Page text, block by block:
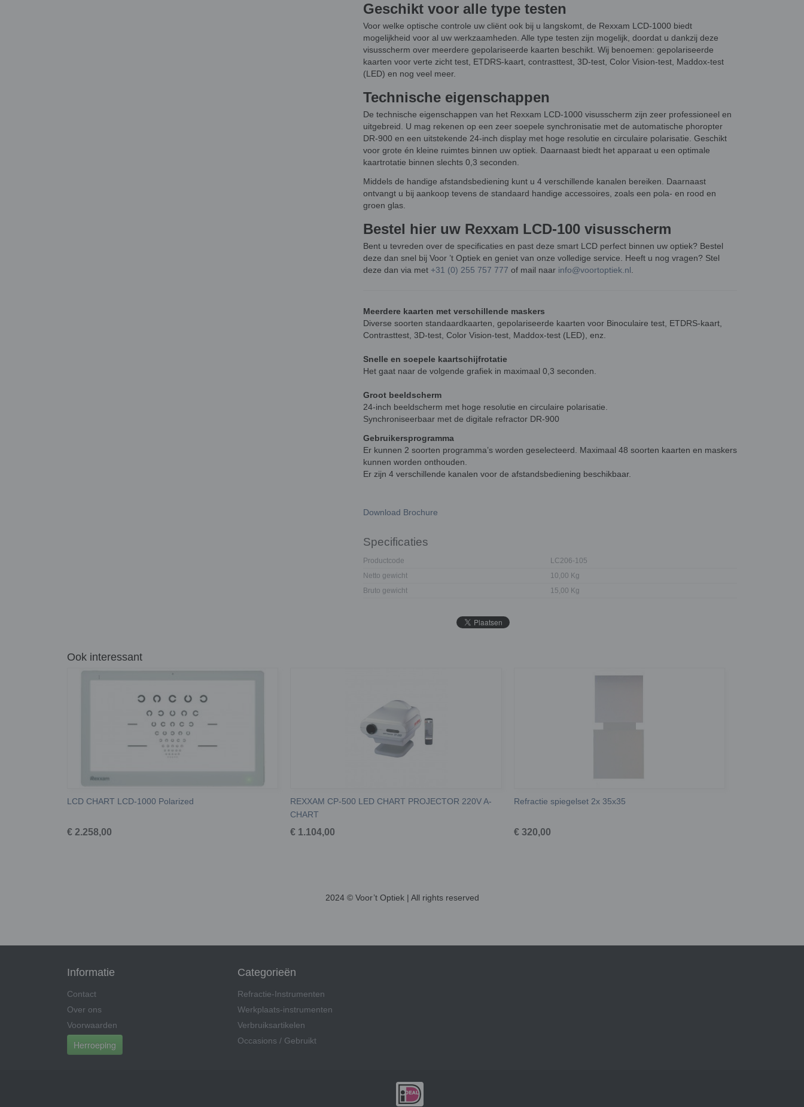
Geschikt voor alle type testen
Voor welke optische controle uw cliënt ook bij u langskomt, de Rexxam LCD-1000 biedt
mogelijkheid voor al uw werkzaamheden. Alle type testen zijn mogelijk, doordat u dankzij deze
visusscherm over meerdere gepolariseerde kaarten beschikt. Wij benoemen: gepolariseerde
kaarten voor verte zicht test, ETDRS-kaart, contrasttest, 3D-test, Color Vision-test, Maddox-test
(LED) en nog veel meer.
Technische eigenschappen
De technische eigenschappen van het Rexxam LCD-1000 visusscherm zijn zeer professioneel en
uitgebreid. U mag rekenen op een zeer soepele synchronisatie met de automatische phoropter
DR-900 en een uitstekende 24-inch display met hoge resolutie en circulaire polarisatie. Geschikt
voor grote én kleine ruimtes binnen uw optiek. Daarnaast biedt het apparaat u een optimale
kaartrotatie binnen slechts 0,3 seconden.
Middels de handige afstandsbediening kunt u 4 verschillende kanalen bereiken. Daarnaast
ontvangt u bij aankoop tevens de standaard handige accessoires, zoals een pola- en rood en
groen glas.
Bestel hier uw Rexxam LCD-100 visusscherm
Bent u tevreden over de specificaties en past deze smart LCD perfect binnen uw optiek? Bestel
deze dan snel bij Voor ’t Optiek en geniet van onze volledige service. Heeft u nog vragen? Stel
deze dan via met +31 (0) 255 757 777 of mail naar info@voortoptiek.nl
Meerdere kaarten met verschillende maskers
Diverse soorten standaardkaarten, gepolariseerde kaarten voor Binoculaire test, ETDRS-kaart,
Contrasttest, 3D-test, Color Vision-test, Maddox-test (LED), enz.
Snelle en soepele kaartschijfrotatie
Het gaat naar de volgende grafiek in maximaal 0,3 seconden.
Groot beeldscherm
24-inch beeldscherm met hoge resolutie en circulaire polarisatie.
Synchroniseerbaar met de digitale refractor DR-900
Gebruikersprogramma
Er kunnen 2 soorten programma’s worden geselecteerd. Maximaal 48 soorten kaarten en maskers
kunnen worden onthouden.
Er zijn 4 verschillende kanalen voor de afstandsbediening beschikbaar.
Download Brochure
Specificaties
Productcode
LC206-105
Netto gewicht
10,00 Kg
Bruto gewicht
15,00 Kg
Ook interessant
LCD CHART LCD-1000 Polarized
€ 2.258,00
REXXAM CP-500 LED CHART PROJECTOR 220V A-
CHART
€ 1.104,00
Refractie spiegelset 2x 35x35
€ 320,00
2024 © Voor’t Optiek | All rights reserved
Informatie
Contact
Over ons
Voorwaarden
Herroeping
Categorieën
Refractie-Instrumenten
Werkplaats-instrumenten
Verbruiksartikelen
Occasions / Gebruikt